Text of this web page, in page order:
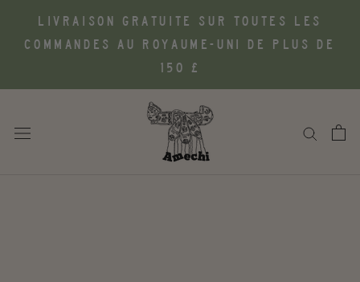
contenu
LIVRAISON GRATUITE SUR TOUTES LES
COMMANDES AU ROYAUME-UNI DE PLUS DE
150 £